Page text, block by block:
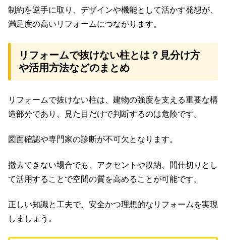
制約を逆手に取り、デザインや機能として活かす発想が、
満足度の高いリフォームにつながります。
リフォームで抜けない柱とは？見分け方
や活用方法などのまとめ
リフォームで抜けない柱は、建物の強度を支える重要な構
造部分であり、見た目だけで判断するのは危険です。
図面確認や専門家の診断が不可欠となります。
撤去できない場合でも、アクセントや収納、間仕切りとし
て活用することで空間の質を高めることが可能です。
正しい知識と工夫で、安全かつ理想的なリフォームを実現
しましょう。